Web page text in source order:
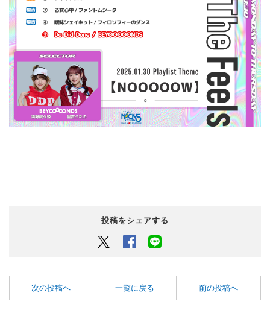
投稿をシェアする
Twitter Facebook
次の投稿へ 一覧に戻る 前の投稿へ